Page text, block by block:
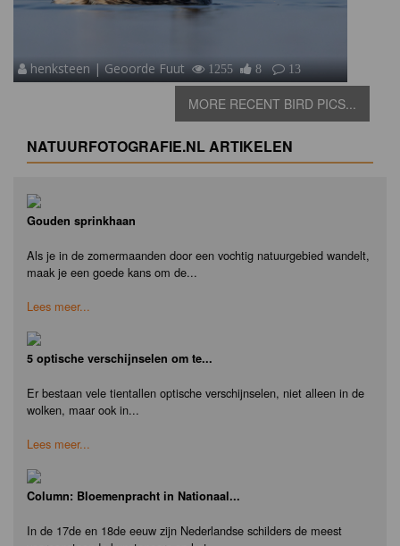
henksteen | Geoorde Fuut 1255 8 13
MORE RECENT BIRD PICS...
NATUURFOTOGRAFIE.NL ARTIKELEN
Gouden sprinkhaan
Als je in de zomermaanden door een vochtig natuurgebied wandelt,
maak je een goede kans om de...
Lees meer...
5 optische verschijnselen om te...
Er bestaan vele tientallen optische verschijnselen, niet alleen in de
wolken, maar ook in...
Lees meer...
Column: Bloemenpracht in Nationaal...
In de 17de en 18de eeuw zijn Nederlandse schilders de meest